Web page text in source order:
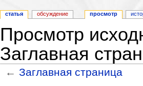
Просмотр
Заглавная
← Заглавная страница
статья обсуждение просмотр